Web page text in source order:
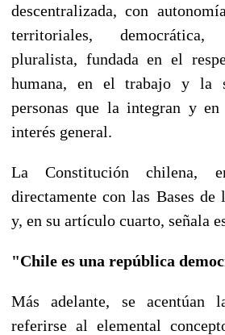
descentralizada, con
territoriales,
pluralista, fundada en el
humana, en el trabajo y la
personas que la integran y
interés general.
La Constitución chilena,
directamente con las Bases
y, en su artículo cuarto, señala
"Chile es una república
Más adelante, se acentúan
referirse al elemental